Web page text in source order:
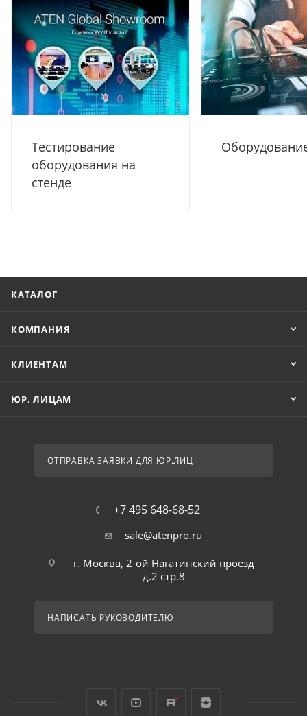
Тестирование
оборудования на
стенде
КАТАЛОГ
КОМПАНИЯ
КЛИЕНТАМ
ЮР. ЛИЦАМ
ОТПРАВКА ЗАЯВКИ ДЛЯ ЮР.ЛИЦ
+7 495 648-68-52
sale@atenpro.ru
г. Москва, 2-ой Нагатинский проезд
д.2 стр.8
НАПИСАТЬ РУКОВОДИТЕЛЮ